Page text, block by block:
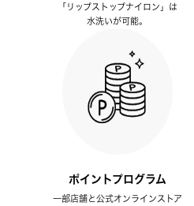
「リップストップナイロン」は
水洗いが可能。
ポイントプログラム
一部店舗と公式オンラインストア